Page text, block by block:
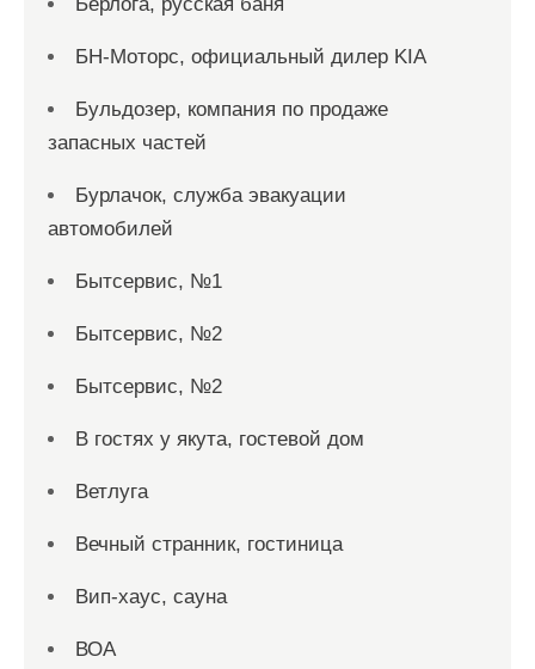
БН-Моторс, официальный дилер KIA
Бульдозер, компания по продаже
запасных частей
Бурлачок, служба эвакуации
автомобилей
Бытсервис, №1
Бытсервис, №2
Бытсервис, №2
В гостях у якута, гостевой дом
Ветлуга
Вечный странник, гостиница
Вип-хаус, сауна
ВОА